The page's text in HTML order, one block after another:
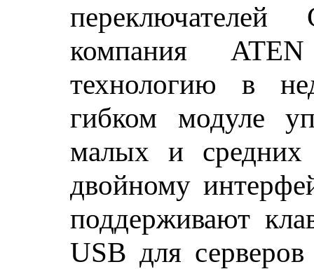
компания
технологию в
гибком модуле
малых и средних
двойному
поддерживают
USB для